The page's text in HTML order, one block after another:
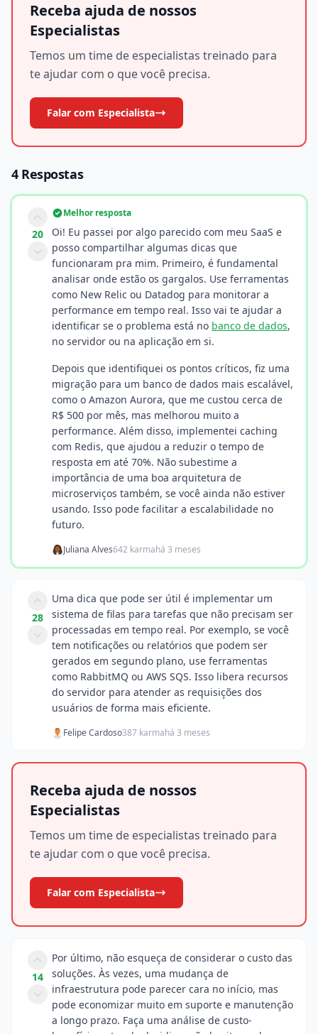
Receba ajuda de nossos
Especialistas
Temos um time de especialistas treinado para
te ajudar com o que você precisa.
Falar com Especialista
4 Respostas
20
Melhor resposta
Oi! Eu passei por algo parecido com meu SaaS e
posso compartilhar algumas dicas que
funcionaram pra mim. Primeiro, é fundamental
analisar onde estão os gargalos. Use ferramentas
como New Relic ou Datadog para monitorar a
performance em tempo real. Isso vai te ajudar a
identificar se o problema está no banco de dados,
no servidor ou na aplicação em si.
Depois que identifiquei os pontos críticos, fiz uma
migração para um banco de dados mais escalável,
como o Amazon Aurora, que me custou cerca de
R$ 500 por mês, mas melhorou muito a
performance. Além disso, implementei caching
com Redis, que ajudou a reduzir o tempo de
resposta em até 70%. Não subestime a
importância de uma boa arquitetura de
microserviços também, se você ainda não estiver
usando. Isso pode facilitar a escalabilidade no
futuro.
Juliana Alves642 karmahá 3 meses
28
Uma dica que pode ser útil é implementar um
sistema de filas para tarefas que não precisam ser
processadas em tempo real. Por exemplo, se você
tem notificações ou relatórios que podem ser
gerados em segundo plano, use ferramentas
como RabbitMQ ou AWS SQS. Isso libera recursos
do servidor para atender as requisições dos
usuários de forma mais eficiente.
Felipe Cardoso387 karmahá 3 meses
Receba ajuda de nossos
Especialistas
Temos um time de especialistas treinado para
te ajudar com o que você precisa.
Falar com Especialista
14
Por último, não esqueça de considerar o custo das
soluções. Às vezes, uma mudança de
infraestrutura pode parecer cara no início, mas
pode economizar muito em suporte e manutenção
a longo prazo. Faça uma análise de custo-